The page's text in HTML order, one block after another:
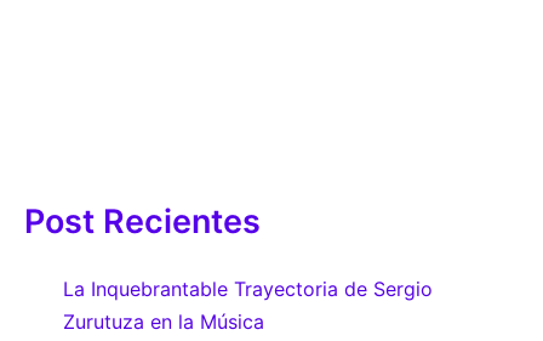
Post Recientes
La Inquebrantable Trayectoria de Sergio
Zurutuza en la Música